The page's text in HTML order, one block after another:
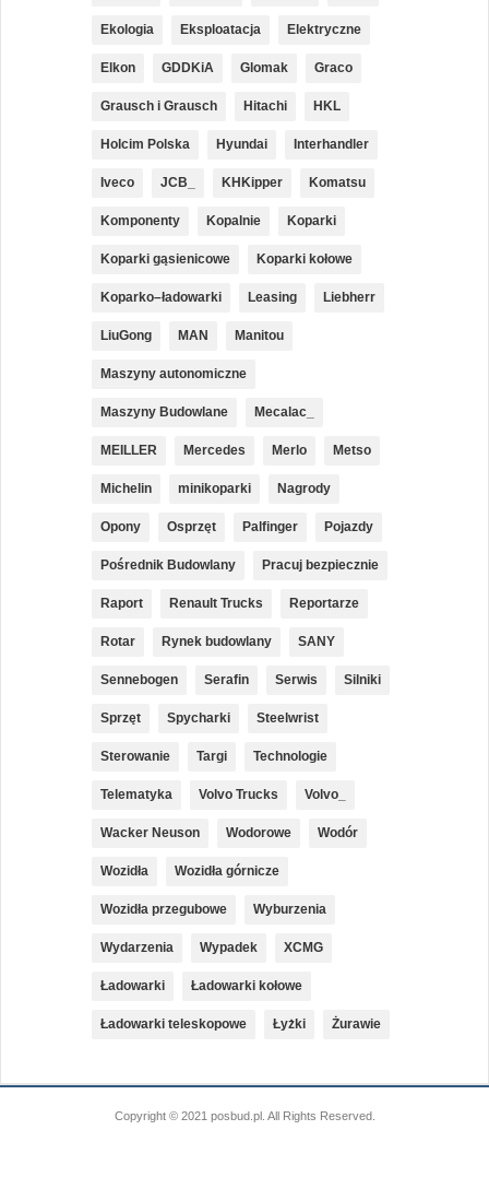
Ekologia Eksploatacja Elektryczne
Elkon GDDKiA Glomak Graco
Grausch i Grausch Hitachi HKL
Holcim Polska Hyundai Interhandler
Iveco JCB_ KHKipper Komatsu
Komponenty Kopalnie Koparki
Koparki gąsienicowe Koparki kołowe
Koparko–ładowarki Leasing Liebherr
LiuGong MAN Manitou
Maszyny autonomiczne
Maszyny Budowlane Mecalac_
MEILLER Mercedes Merlo Metso
Michelin minikoparki Nagrody
Opony Osprzęt Palfinger Pojazdy
Pośrednik Budowlany Pracuj bezpiecznie
Raport Renault Trucks Reportarze
Rotar Rynek budowlany SANY
Sennebogen Serafin Serwis Silniki
Sprzęt Spycharki Steelwrist
Sterowanie Targi Technologie
Telematyka Volvo Trucks Volvo_
Wacker Neuson Wodorowe Wodór
Wozidła Wozidła górnicze
Wozidła przegubowe Wyburzenia
Wydarzenia Wypadek XCMG
Ładowarki Ładowarki kołowe
Ładowarki teleskopowe Łyżki Żurawie
Copyright © 2021 posbud.pl. All Rights Reserved.